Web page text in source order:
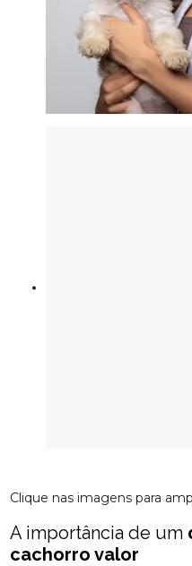
Clique nas imagens para
A importância de um
cachorro valor